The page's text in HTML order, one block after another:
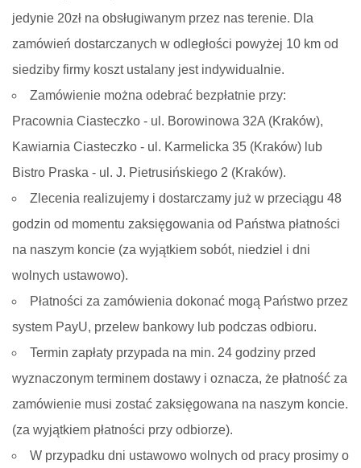
jedynie 20zł na obsługiwanym przez nas terenie. Dla
zamówień dostarczanych w odległości powyżej 10 km od
siedziby firmy koszt ustalany jest indywidualnie.
Zamówienie można odebrać bezpłatnie przy:
Pracownia Ciasteczko - ul. Borowinowa 32A (Kraków),
Kawiarnia Ciasteczko - ul. Karmelicka 35 (Kraków) lub
Bistro Praska - ul. J. Pietrusińskiego 2 (Kraków).
Zlecenia realizujemy i dostarczamy już w przeciągu 48
godzin od momentu zaksięgowania od Państwa płatności
na naszym koncie (za wyjątkiem sobót, niedziel i dni
wolnych ustawowo).
Płatności za zamówienia dokonać mogą Państwo przez
system PayU, przelew bankowy lub podczas odbioru.
Termin zapłaty przypada na min. 24 godziny przed
wyznaczonym terminem dostawy i oznacza, że płatność za
zamówienie musi zostać zaksięgowana na naszym koncie.
(za wyjątkiem płatności przy odbiorze).
W przypadku dni ustawowo wolnych od pracy prosimy o